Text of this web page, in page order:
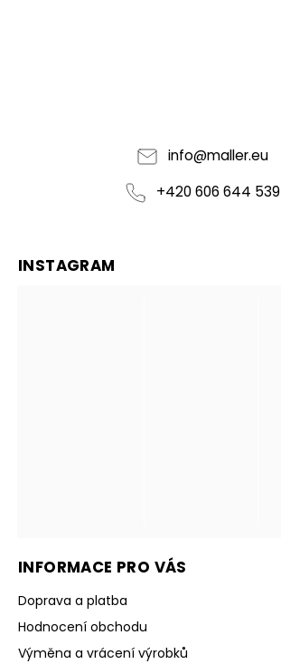
info@maller.eu
+420 606 644 539
INFORMACE PRO VÁS
Doprava a platba
Hodnocení obchodu
Výměna a vrácení výrobků
INSTAGRAM